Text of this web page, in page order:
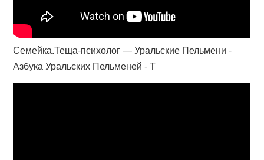
Семейка.Теща-психолог — Уральские Пельмени -
Азбука Уральских Пельменей - Т